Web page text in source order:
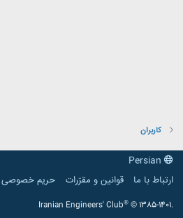
کاربران
ارتباط با ما
قوانین و مقرّرات حریم خصوصی
Iranian Engineers' Club® © 1385-1401.